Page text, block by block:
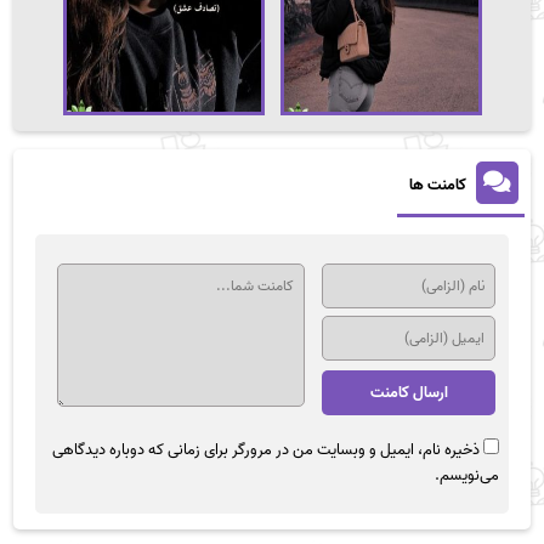
کامنت ها
ذخیره نام، ایمیل و وبسایت من در مرورگر برای زمانی که دوباره دیدگاهی
می‌نویسم.